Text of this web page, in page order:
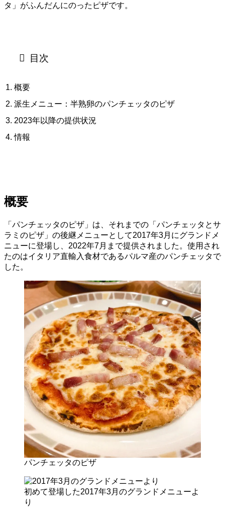
タ」がふんだんにのったピザです。
目次
概要
派生メニュー：半熟卵のパンチェッタのピザ
2023年以降の提供状況
情報
概要
「パンチェッタのピザ」は、それまでの「パンチェッタとサ
ラミのピザ」の後継メニューとして2017年3月にグランドメ
ニューに登場し、2022年7月まで提供されました。使用され
たのはイタリア直輸入食材であるパルマ産のパンチェッタで
した。
パンチェッタのピザ
初めて登場した2017年3月のグランドメニューよ
り